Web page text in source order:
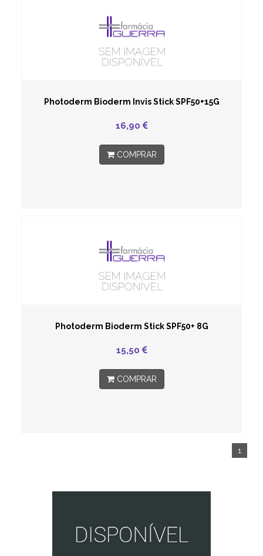
Photoderm Bioderm Invis Stick SPF50+15G
16,90
COMPRAR
Photoderm Bioderm Stick SPF50+ 8G
15,50
COMPRAR
1